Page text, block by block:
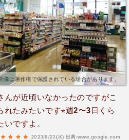
像は著作権で保護されている場合があります。
んが近頃いなかったのですがこ
れたみたいです⭐︎週2〜3日くら
いですよ。
2023/8/23(水) 出典:www.google.com